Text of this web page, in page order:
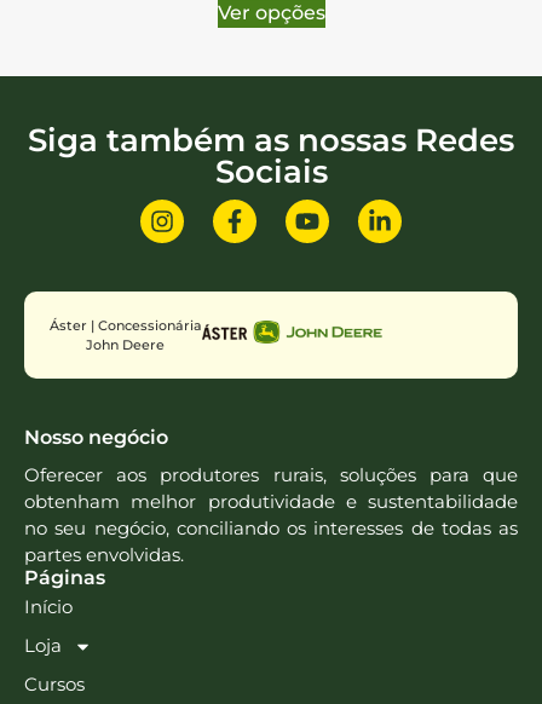
Ver opções
Siga também as nossas Redes
Sociais
Áster | Concessionária
John Deere
Nosso negócio
Oferecer aos produtores rurais, soluções para que
obtenham melhor produtividade e sustentabilidade
no seu negócio, conciliando os interesses de todas as
partes envolvidas.
Páginas
Início
Loja
Cursos